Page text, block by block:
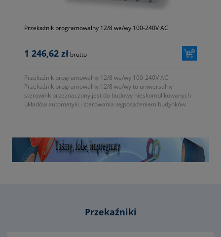
- temperatura składowania: od -40°C do +70°C
Gwarancja 2 lata.
Przekaźnik programowalny 12/8 we/wy 100-240V AC
1 246,62 zł brutto
Przekaźnik programowalny 12/8 we/wy 100-240V AC
Przekaźnik programowalny 12/8 we/wy to uniwersalny
sterownik przeznaczony jest do budowy nieskomplikowanych
układów automatyki i sterowania wyposażeniem budynków.
Przekaźniki